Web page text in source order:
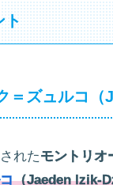
ト
＝ズュルコ
れたモントリオ
（Jaeden Izik-